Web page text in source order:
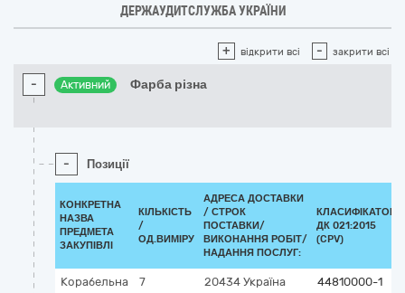
ДЕРЖАУДИТСЛУЖБА УКРАЇНИ
+ відкрити всі - закрити всі
- Активний Фарба різна
- Позиції
КОНКРЕТНА
НАЗВА
ПРЕДМЕТА
ЗАКУПІВЛІ
КІЛЬКІСТЬ
/
ОД.ВИМІРУ
АДРЕСА ДОСТАВКИ
/ СТРОК
ПОСТАВКИ/
ВИКОНАННЯ РОБІТ/
НАДАННЯ ПОСЛУГ:
КЛАСИФІКАТОР
ДК 021:2015
(CPV)
Корабельна
7
20434 Україна
44810000-1